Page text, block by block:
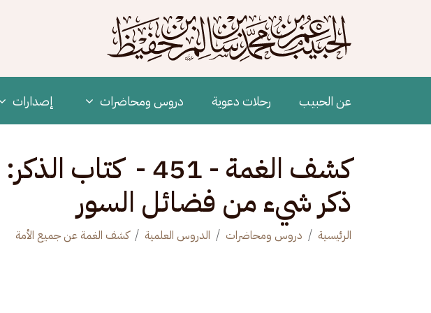
Main navigation
عن الحبيب رحلات دعوية دروس ومحاضرات ‫إصدارات
ذكر شيء من فضائل السور
الرئيسية دروس ومحاضرات الدروس العلمية كشف الغمة عن جميع الأمة